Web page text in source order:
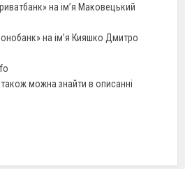
на ім’я Маковецький
на ім’я Кияшко Дмитро
також можна знайти в описанні